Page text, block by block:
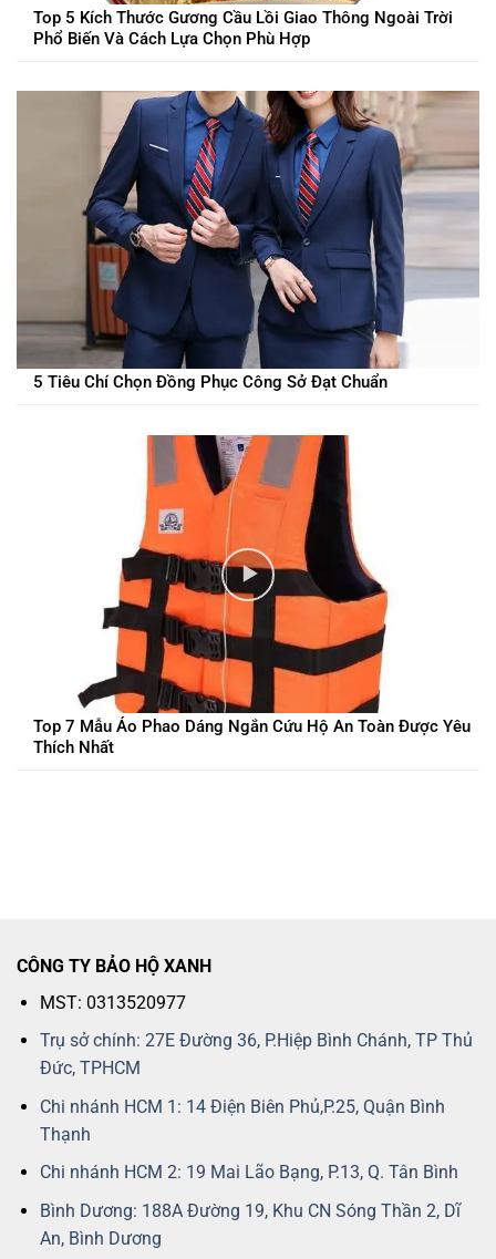
Top 5 Kích Thước Gương Cầu Lồi Giao Thông Ngoài Trời
Phổ Biến Và Cách Lựa Chọn Phù Hợp
5 Tiêu Chí Chọn Đồng Phục Công Sở Đạt Chuẩn
Top 7 Mẫu Áo Phao Dáng Ngắn Cứu Hộ An Toàn Được Yêu
Thích Nhất
CÔNG TY BẢO HỘ XANH
MST: 0313520977
Trụ sở chính: 27E Đường 36, P.Hiệp Bình Chánh, TP Thủ
Đức, TPHCM
Chi nhánh HCM 1: 14 Điện Biên Phủ,P.25, Quận Bình
Thạnh
Chi nhánh HCM 2: 19 Mai Lão Bạng, P.13, Q. Tân Bình
Bình Dương: 188A Đường 19, Khu CN Sóng Thần 2, Dĩ
An, Bình Dương